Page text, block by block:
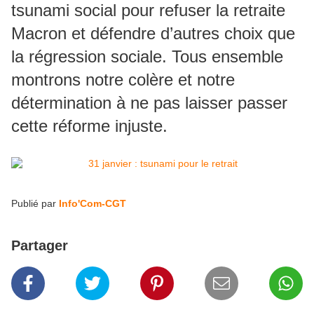
tsunami social pour refuser la retraite
Macron et défendre d’autres choix que
la régression sociale. Tous ensemble
montrons notre colère et notre
détermination à ne pas laisser passer
cette réforme injuste.
Publié par Info'Com-CGT
Partager